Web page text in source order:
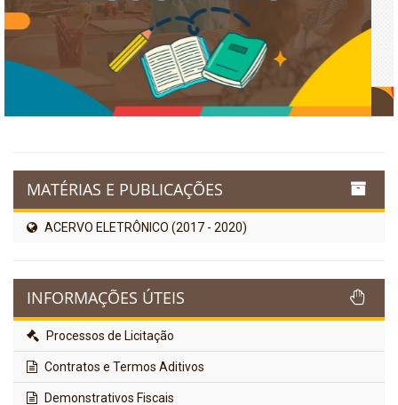
MATÉRIAS E PUBLICAÇÕES
ACERVO ELETRÔNICO (2017 - 2020)
INFORMAÇÕES ÚTEIS
Processos de Licitação
Contratos e Termos Aditivos
Demonstrativos Fiscais